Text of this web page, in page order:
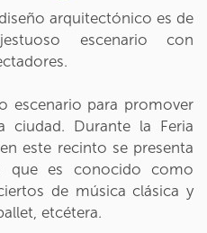
arquitectónico es de
escenario con
escenario para promover
Durante la Feria
este recinto se presenta
que es conocido como
de música clásica y
etcétera.